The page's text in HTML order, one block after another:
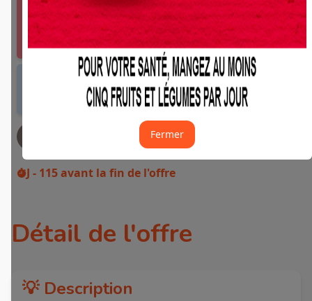
Fermer
JE DEMANDE MON REMBOURSEMENT
Offre valable dans tous les magasins et drives
de France métropolitaine et sur Internet.
Vous devez vous connecter ou créer un compte
Fidme Courses pour bénéficier de cette offre.
J'y vais de ce pas 🙂
J - 115avant la fin de l'offre
Détail de l'offre
💡 Description